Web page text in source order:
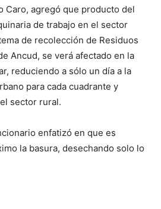
Caro, agregó que producto del
de trabajo en el sector
de recolección de Residuos
Ancud, se verá afectado en la
reduciendo a sólo un día a la
para cada cuadrante y
sector rural.
enfatizó en que es
la basura, desechando solo lo